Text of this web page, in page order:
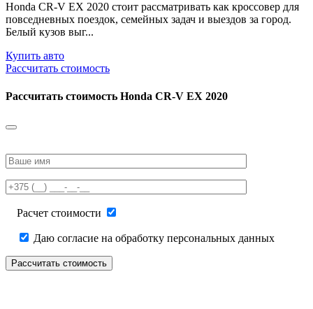
Honda CR-V EX 2020 стоит рассматривать как кроссовер для
повседневных поездок, семейных задач и выездов за город.
Белый кузов выг...
Купить авто
Рассчитать стоимость
Рассчитать стоимость Honda CR-V EX 2020
leave
field
empty.
Расчет стоимости
Даю согласие на обработку персональных данных